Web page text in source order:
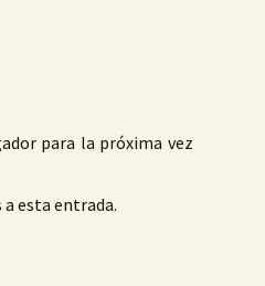
para la próxima vez
esta entrada.